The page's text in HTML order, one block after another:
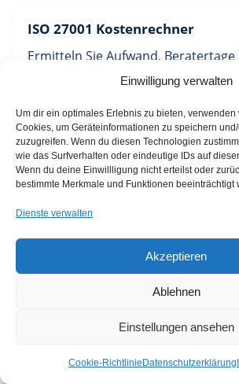
Einwilligung verwalten
Um dir ein optimales Erlebnis zu bieten,
Cookies, um Geräteinformationen zu speichern
zuzugreifen. Wenn du diesen Technologien
wie das Surfverhalten oder eindeutige IDs auf
Wenn du deine Einwillligung nicht erteilst oder
bestimmte Merkmale und Funktionen beeinträchtigt
Dienste verwalten
Akzeptieren
Ablehnen
Einstellungen ansehen
Cookie-Richtlinie Datenschutzerklärung
ISO 27001 Kostenrechner
Ermitteln Sie Aufwand, Beratertage
Zertifizierungskosten online.
Unsere
verschiedensten Themenbereiche
Dienstleistungen (Portfolio). Alle Artikel